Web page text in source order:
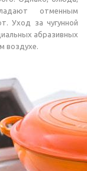
отменным
Уход за чугунной
абразивных
воздухе.